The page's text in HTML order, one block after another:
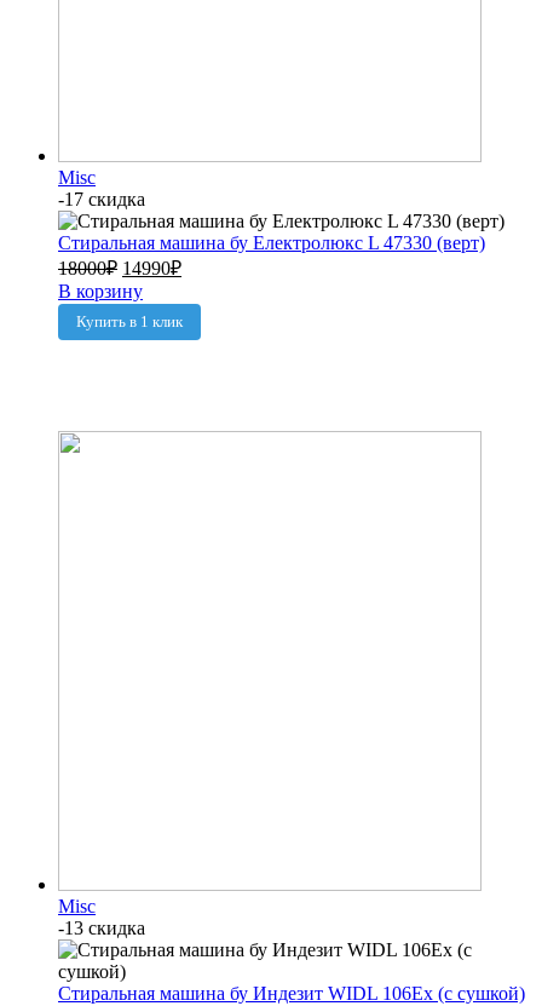
Misc
-17 скидка
Стиральная машина бу Електролюкс L 47330 (верт)
18000₽ 14990₽
В корзину
Купить в 1 клик
Misc
-13 скидка
Стиральная машина бу Индезит WIDL 106Ex (с сушкой)